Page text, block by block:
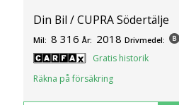
Din Bil / CUPRA Södertälje
Mil: 8 316 År: 2018 Drivmedel:
Gratis historik
Räkna på försäkring